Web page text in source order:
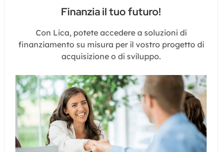
Finanzia il tuo futuro!
Con Lica, potete accedere a soluzioni di
finanziamento su misura per il vostro progetto di
acquisizione o di sviluppo.